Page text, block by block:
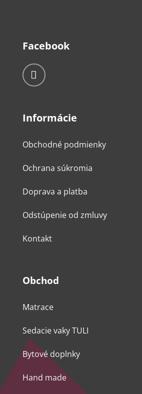
Facebook
Informácie
Obchodné podmienky
Ochrana súkromia
Doprava a platba
Odstúpenie od zmluvy
Kontakt
Obchod
Matrace
Sedacie vaky TULI
Bytové doplnky
Hand made